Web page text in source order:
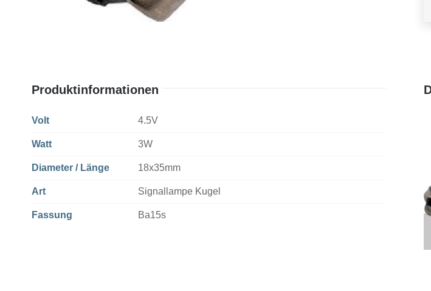
Produktinformationen
Volt 4.5V
Watt 3W
Diameter / Länge 18x35mm
Art Signallampe Kugel
Fassung Ba15s